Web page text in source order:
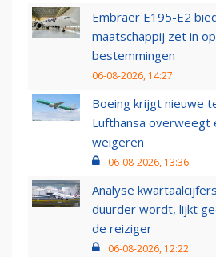
Embraer E195-E2
maatschappij zet in
bestemmingen
06-08-2026, 14:27
Boeing krijgt nieuwe
Lufthansa overweegt
weigeren
06-08-2026, 13:36
Analyse
duurder wordt, lijkt
de reiziger
06-08-2026, 12:22